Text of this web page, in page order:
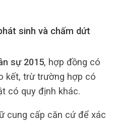
sinh và chấm dứt
sự 2015, hợp đồng có
kết, trừ trường hợp có
có quy định khác.
cung cấp căn cứ để xác